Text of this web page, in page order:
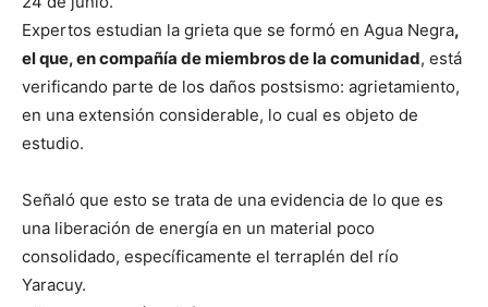
Expertos estudian la grieta que se formó en Agua Negra,
el que, en compañía de miembros de la comunidad, está
verificando parte de los daños postsismo: agrietamiento,
en una extensión considerable, lo cual es objeto de
estudio.
Señaló que esto se trata de una evidencia de lo que es
una liberación de energía en un material poco
consolidado, específicamente el terraplén del río
Yaracuy.